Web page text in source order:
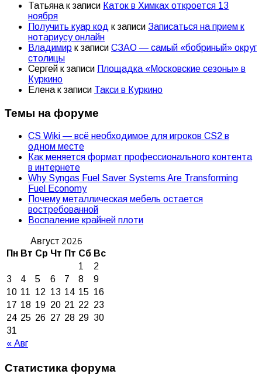
Татьяна к записи Каток в Химках откроется 13
ноября
Получить куар код к записи Записаться на прием к
нотариусу онлайн
Владимир к записи СЗАО — самый «бобриный» округ
столицы
Сергей к записи Площадка «Московские сезоны» в
Куркино
Елена к записи Такси в Куркино
Темы на форуме
CS Wiki — всё необходимое для игроков CS2 в
одном месте
Как меняется формат профессионального контента
в интернете
Why Syngas Fuel Saver Systems Are Transforming
Fuel Economy
Почему металлическая мебель остается
востребованной
Воспаление крайней плоти
Август 2026
Пн Вт Ср Чт Пт Сб Вс
« Авг
1
2
3
4 5 6 7 8
9
10 11 12 13 14 15 16
17 18 19 20 21 22 23
24 25 26 27 28 29 30
31
Статистика форума